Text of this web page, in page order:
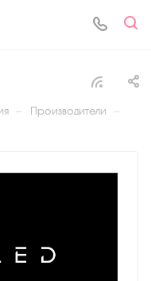
— Производители —